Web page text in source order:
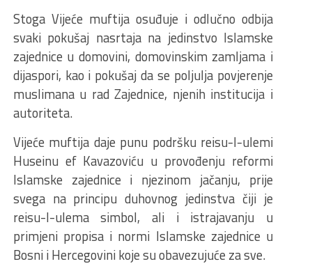
Stoga Vijeće muftija osuđuje i odlučno odbija
svaki pokušaj nasrtaja na jedinstvo Islamske
zajednice u domovini, domovinskim zamljama i
dijaspori, kao i pokušaj da se poljulja povjerenje
muslimana u rad Zajednice, njenih institucija i
autoriteta.
Vijeće muftija daje punu podršku reisu-l-ulemi
Huseinu ef Kavazoviću u provođenju reformi
Islamske zajednice i njezinom jačanju, prije
svega na principu duhovnog jedinstva čiji je
reisu-l-ulema simbol, ali i istrajavanju u
primjeni propisa i normi Islamske zajednice u
Bosni i Hercegovini koje su obavezujuće za sve.